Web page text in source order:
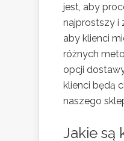
jest, aby
najprostszy i
aby klienci
różnych
opcji
klienci będą
naszego
Jakie są